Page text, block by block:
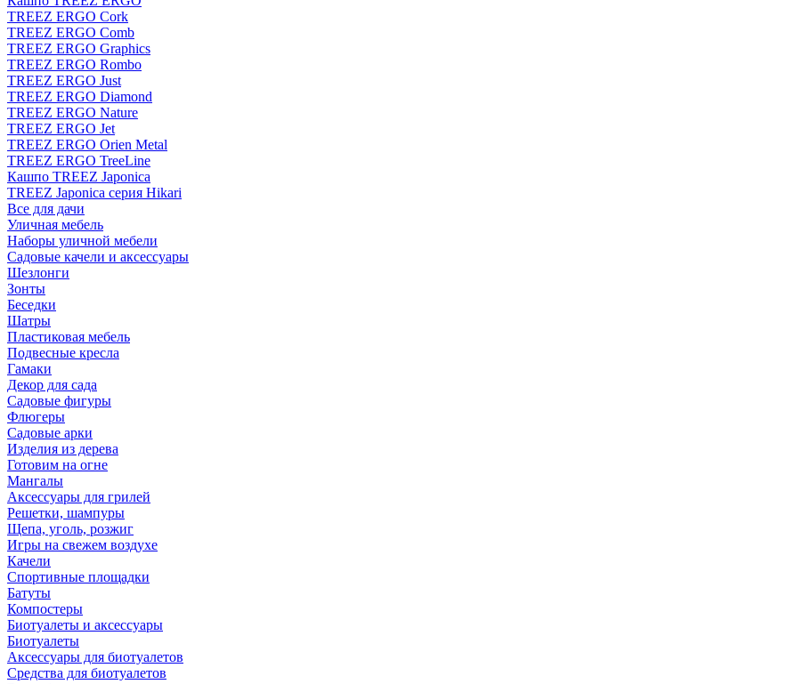
TREEZ ERGO Cork
TREEZ ERGO Comb
TREEZ ERGO Graphics
TREEZ ERGO Rombo
TREEZ ERGO Just
TREEZ ERGO Diamond
TREEZ ERGO Nature
TREEZ ERGO Jet
TREEZ ERGO Orien Metal
TREEZ ERGO TreeLine
Кашпо TREEZ Japonica
TREEZ Japonica серия Hikari
Все для дачи
Уличная мебель
Наборы уличной мебели
Садовые качели и аксессуары
Шезлонги
Зонты
Беседки
Шатры
Пластиковая мебель
Подвесные кресла
Гамаки
Декор для сада
Садовые фигуры
Флюгеры
Садовые арки
Изделия из дерева
Готовим на огне
Мангалы
Аксессуары для грилей
Решетки, шампуры
Щепа, уголь, розжиг
Игры на свежем воздухе
Качели
Спортивные площадки
Батуты
Компостеры
Биотуалеты и аксессуары
Биотуалеты
Аксессуары для биотуалетов
Средства для биотуалетов